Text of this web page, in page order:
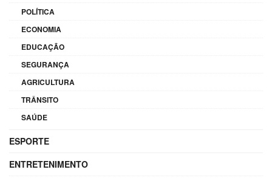
POLÍTICA
ECONOMIA
EDUCAÇÃO
SEGURANÇA
AGRICULTURA
TRÂNSITO
SAÚDE
ESPORTE
ENTRETENIMENTO